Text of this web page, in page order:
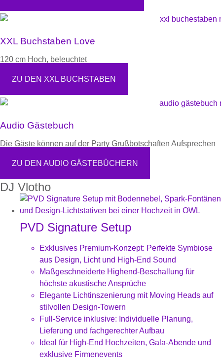
XXL Buchstaben Love
120 cm Hoch, beleuchtet
ZU DEN XXL BUCHSTABEN
Audio Gästebuch
Die Gäste können auf der Party Grußbotschaften Aufsprechen
ZU DEN AUDIO GÄSTEBÜCHERN
DJ Vlotho
PVD Signature Setup
Exklusives Premium-Konzept: Perfekte Symbiose
aus Design, Licht und High-End Sound
Maßgeschneiderte Highend-Beschallung für
höchste akustische Ansprüche
Elegante Lichtinszenierung mit Moving Heads auf
stilvollen Design-Towern
Full-Service inklusive: Individuelle Planung,
Lieferung und fachgerechter Aufbau
Ideal für High-End Hochzeiten, Gala-Abende und
exklusive Firmenevents